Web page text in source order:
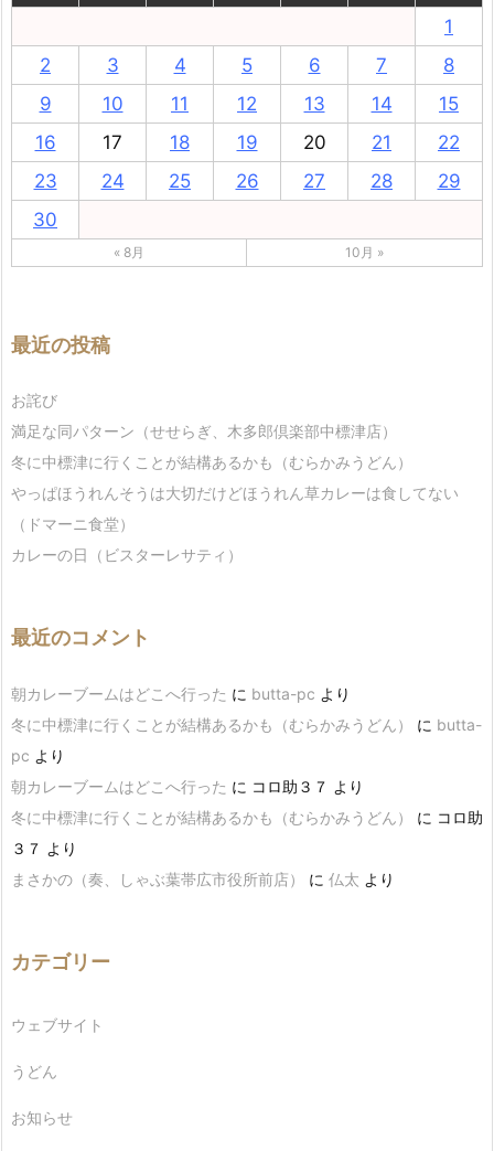
1
2
3 4 5 6 7
8
9
10 11 12 13 14
15
16
17 18 19 20 21
22
23
24 25 26 27 28
29
30
« 8月 10月 »
最近の投稿
お詫び
満足な同パターン（せせらぎ、木多郎倶楽部中標津店）
冬に中標津に行くことが結構あるかも（むらかみうどん）
やっぱほうれんそうは大切だけどほうれん草カレーは食してない
（ドマーニ食堂）
カレーの日（ビスターレサティ）
最近のコメント
朝カレーブームはどこへ行った に butta-pc より
冬に中標津に行くことが結構あるかも（むらかみうどん）
に butta-
pc より
朝カレーブームはどこへ行った に コロ助３７ より
冬に中標津に行くことが結構あるかも（むらかみうどん）
に コロ助
３７ より
まさかの（奏、しゃぶ葉帯広市役所前店）
に 仏太 より
カテゴリー
ウェブサイト
うどん
お知らせ